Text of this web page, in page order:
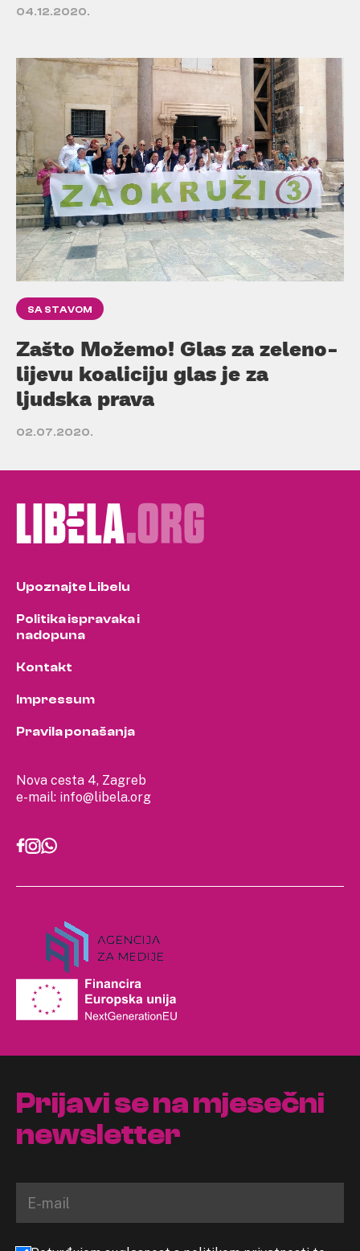
04.12.2020.
SA STAVOM
Zašto Možemo! Glas za zeleno-
lijevu koaliciju glas je za
ljudska prava
02.07.2020.
Nova cesta 4, Zagreb
e-mail: info@libela.org
Upoznajte Libelu
Politika ispravaka i
nadopuna
Kontakt
Impressum
Pravila ponašanja
Prijavi se na mjesečni
newsletter